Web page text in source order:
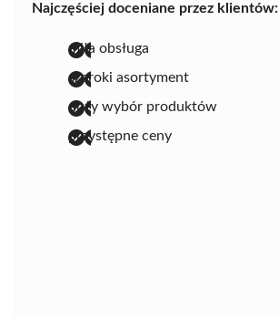
Najczęściej doceniane przez klientów:
miła obsługa
szeroki asortyment
duży wybór produktów
przystępne ceny